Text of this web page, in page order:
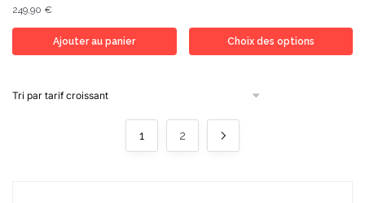
249,90 €
Ajouter au panier Choix des options
1 2